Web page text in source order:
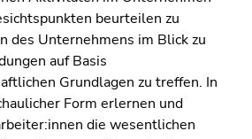
beurteilen zu
des Unternehmens im Blick zu
auf Basis
Grundlagen zu treffen. In
Form erlernen und
die wesentlichen